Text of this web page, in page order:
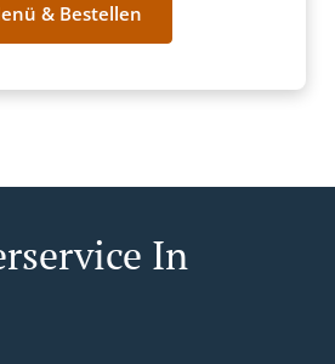
& Bestellen
In